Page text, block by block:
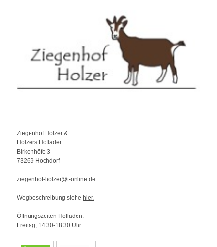
Ziegenhof Holzer &
Holzers Hofladen:
Birkenhöfe 3
73269 Hochdorf
ziegenhof-holzer@t-online.de
Wegbeschreibung siehe hier.
Öffnungszeiten Hofladen:
Freitag, 14:30-18:30 Uhr